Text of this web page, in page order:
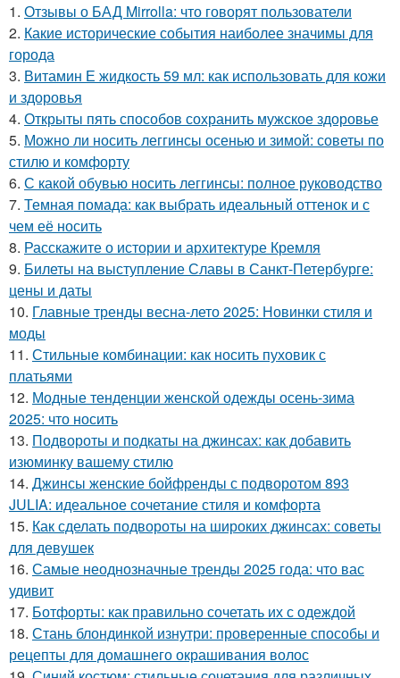
1. Отзывы о БАД Mirrolla: что говорят пользователи
2. Какие исторические события наиболее значимы для
города
3. Витамин Е жидкость 59 мл: как использовать для кожи
и здоровья
4. Открыты пять способов сохранить мужское здоровье
5. Можно ли носить леггинсы осенью и зимой: советы по
стилю и комфорту
6. С какой обувью носить леггинсы: полное руководство
7. Темная помада: как выбрать идеальный оттенок и с
чем её носить
8. Расскажите о истории и архитектуре Кремля
9. Билеты на выступление Славы в Санкт-Петербурге:
цены и даты
10. Главные тренды весна-лето 2025: Новинки стиля и
моды
11. Стильные комбинации: как носить пуховик с
платьями
12. Модные тенденции женской одежды осень-зима
2025: что носить
13. Подвороты и подкаты на джинсах: как добавить
изюминку вашему стилю
14. Джинсы женские бойфренды с подворотом 893
JULIA: идеальное сочетание стиля и комфорта
15. Как сделать подвороты на широких джинсах: советы
для девушек
16. Самые неоднозначные тренды 2025 года: что вас
удивит
17. Ботфорты: как правильно сочетать их с одеждой
18. Стань блондинкой изнутри: проверенные способы и
рецепты для домашнего окрашивания волос